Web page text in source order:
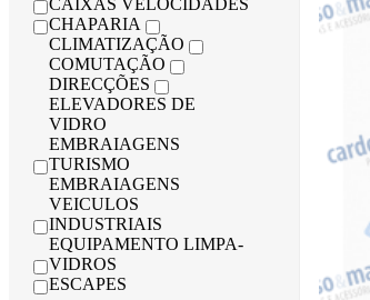
CAIXAS VELOCIDADES
CHAPARIA
CLIMATIZAÇÃO
COMUTAÇÃO
DIRECÇÕES
ELEVADORES DE
VIDRO
EMBRAIAGENS
TURISMO
EMBRAIAGENS
VEICULOS
INDUSTRIAIS
EQUIPAMENTO LIMPA-
VIDROS
ESCAPES